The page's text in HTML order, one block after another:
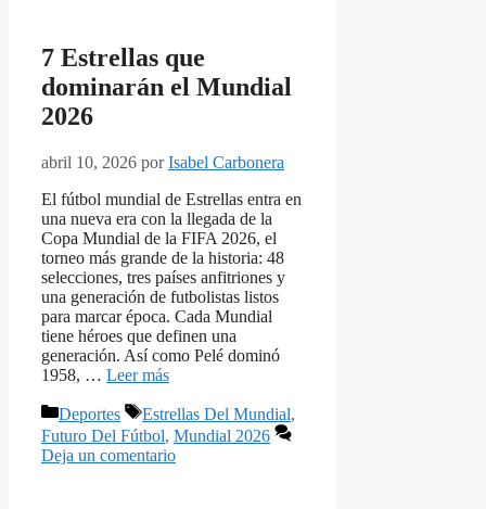
7 Estrellas que
dominarán el Mundial
2026
abril 10, 2026 porIsabel Carbonera
El fútbol mundial de Estrellas entra en
una nueva era con la llegada de la
Copa Mundial de la FIFA 2026, el
torneo más grande de la historia: 48
selecciones, tres países anfitriones y
una generación de futbolistas listos
para marcar época. Cada Mundial
tiene héroes que definen una
generación. Así como Pelé dominó
1958, … Leer más
Categorías
Deportes Etiquetas
Estrellas Del Mundial,
Futuro Del Fútbol, Mundial 2026
Deja un comentario